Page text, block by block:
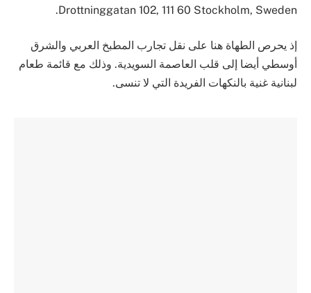
Drottninggatan 102, 111 60 Stockholm, Sweden
.
إذ يحرص الطهاة هنا على نقل تجارب المطبخ العربي والشرق
أوسطي أيضا إلى قلب العاصمة السويدية. وذلك مع قائمة طعام
لبنانية غنية بالنكهات الفريدة التي لا تنسى.